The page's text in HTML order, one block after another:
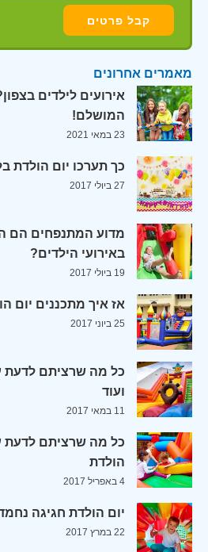
מאמרים אחרונים
אירועים לילדים
המושלם!
23 במאי 2021
כך תערכו יום הולדת
27 ביולי 2017
מדוע המתנפחים הם
באירועי הילדים?
19 ביולי 2017
אז איך מתכננים יום
25 ביוני 2017
כל מה שרציתם
ועוד
11 במאי 2017
כל מה שרציתם לדעת
הולדת
4 באפריל 2017
יום הולדת חגיגה
22 במרץ 2017